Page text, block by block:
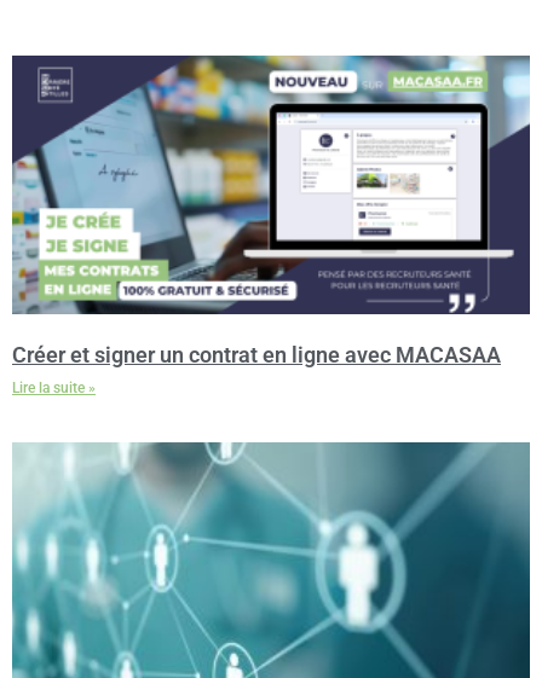
Créer et signer un contrat en ligne avec MACASAA
Lire la suite »